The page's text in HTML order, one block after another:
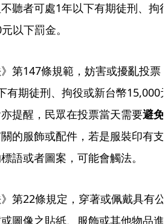
聽者可處1年以下有期徒刑、拘
以下罰金。
第147條規範，妨害或擾亂投票
有期徒刑、拘役或新台幣15,000
提醒，民眾在投票當天需要避免
的服飾或配件，若是服裝印有支
語或者圖案，可能會觸法。
第22條規定，穿著或佩戴具有公
圖像之貼紙、服飾或其他物品進